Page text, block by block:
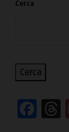
Cerca
Cerca